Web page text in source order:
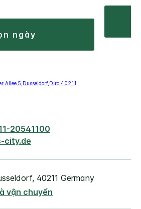
ngày
20541100
city.de
, 40211 Germany
vận chuyển